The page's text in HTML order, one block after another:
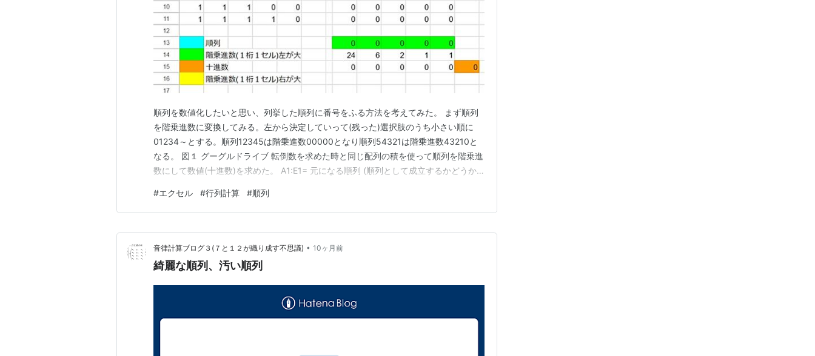
順列を数値化したいと思い、列挙した順列に番号をふる方法を考えてみた。 まず順列
を階乗進数に変換してみる。左から決定していって(残った)選択肢のうち小さい順に
01234～とする。順列12345は階乗進数00000となり順列54321は階乗進数43210と
なる。 図１ グーグルドライブ 転倒数を求めた時と同じ配列の積を使って順列を階乗進
数にして数値(十進数)を求めた。 A1:E1= 元になる順列 (順列として成立するかどうか
=ArrayFormula( ({1…
#エクセル #行列計算 #順列
音律計算ブログ３(７と１２が織り成す不思議) • 10ヶ月前
綺麗な順列、汚い順列